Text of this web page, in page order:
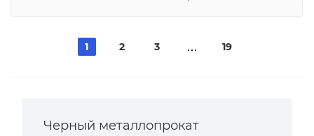
1 2 3 19
Черный металлопрокат